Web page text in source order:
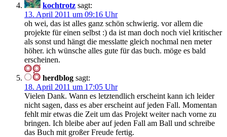
kochtrotz sagt:
13. April 2011 um 09:16 Uhr
oh wei, das ist alles ganz schön schwierig. vor allem die
projekte für einen selbst :) da ist man doch noch viel kritischer
als sonst und hängt die messlatte gleich nochmal nen meter
höher. ich wünsche alles gute für das buch. möge es bald
erscheinen.
herdblog sagt:
18. April 2011 um 17:05 Uhr
Vielen Dank. Wann es letztendlich erscheint kann ich leider
nicht sagen, dass es aber erscheint auf jeden Fall. Momentan
fehlt mir etwas die Zeit um das Projekt weiter nach vorne zu
bringen. Ich bleibe aber auf jeden Fall am Ball und schreibe
das Buch mit großer Freude fertig.